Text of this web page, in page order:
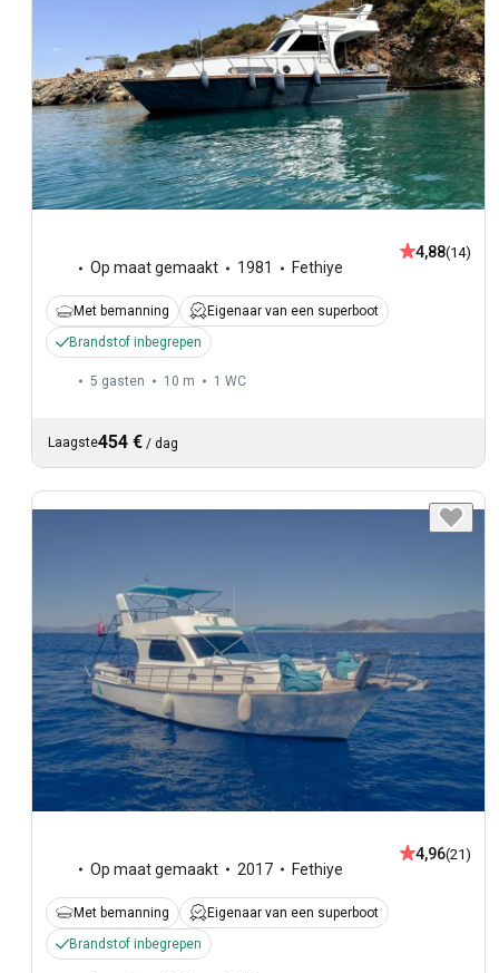
Op maat gemaakt 1981 Fethiye
4,88(14)
Met bemanning
Eigenaar van een superboot
Brandstof inbegrepen
5 gasten 10 m 1 WC
Laagste454 € / dag
Op maat gemaakt 2017 Fethiye
4,96(21)
Met bemanning
Eigenaar van een superboot
Brandstof inbegrepen